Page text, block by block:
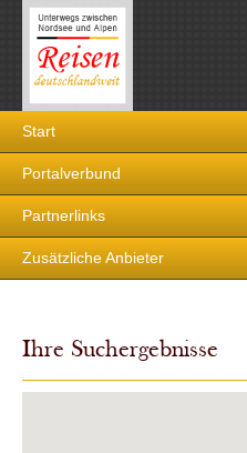
deutschlandweit
Start
Portalverbund
Partnerlinks
Zusätzliche Anbieter
Ihre Suchergebnisse